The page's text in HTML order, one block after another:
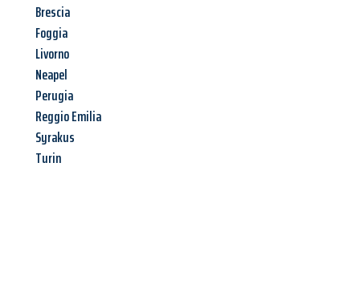
Brescia
Foggia
Livorno
Neapel
Perugia
Reggio Emilia
Syrakus
Turin